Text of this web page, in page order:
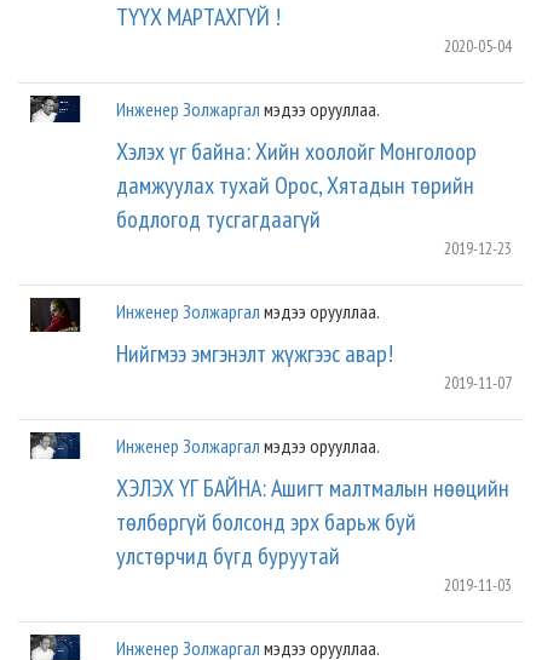
ТҮҮХ МАРТАХГҮЙ !
2020-05-04
Инженер Золжаргал мэдээ орууллаа.
Хэлэх үг байна: Хийн хоолойг Монголоор
дамжуулах тухай Орос, Хятадын төрийн
бодлогод тусгагдаагүй
2019-12-23
Инженер Золжаргал мэдээ орууллаа.
Нийгмээ эмгэнэлт жүжгээс авар!
2019-11-07
Инженер Золжаргал мэдээ орууллаа.
ХЭЛЭХ ҮГ БАЙНА: Ашигт малтмалын нөөцийн
төлбөргүй болсонд эрх барьж буй
улстөрчид бүгд буруутай
2019-11-03
Инженер Золжаргал мэдээ орууллаа.